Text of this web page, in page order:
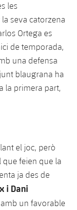
les
seva catorzena
Ortega es
de temporada,
una defensa
blaugrana ha
la primera part,
el joc, però
feien que la
ja des de
i Dani
amb un favorable